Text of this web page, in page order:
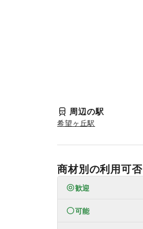
周辺の駅
希望ヶ丘駅
商材別の利用可否
歓迎
なし可能